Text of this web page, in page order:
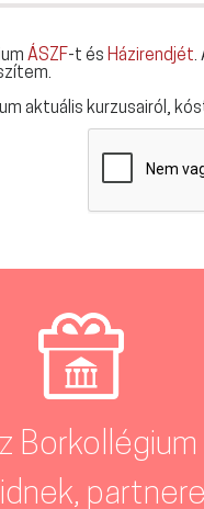
ÁSZF-t és Házirendjét.
aktuális kurzusairól,